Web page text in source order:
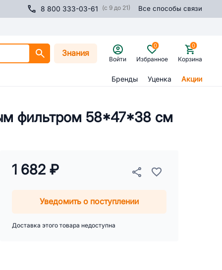
8 800 333-03-61 (с 9 до 21) Все способы связи
Знания
Войти Избранное
0
Корзина
0
Бренды Уценка Акции
фильтром 58*47*38 см
1 682 ₽
Уведомить о поступлении
Доставка этого товара недоступна